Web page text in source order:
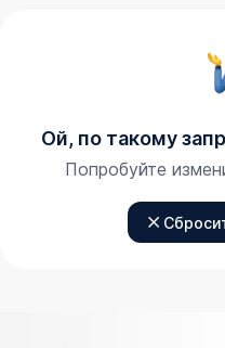
Ой, по такому
Попробуйте